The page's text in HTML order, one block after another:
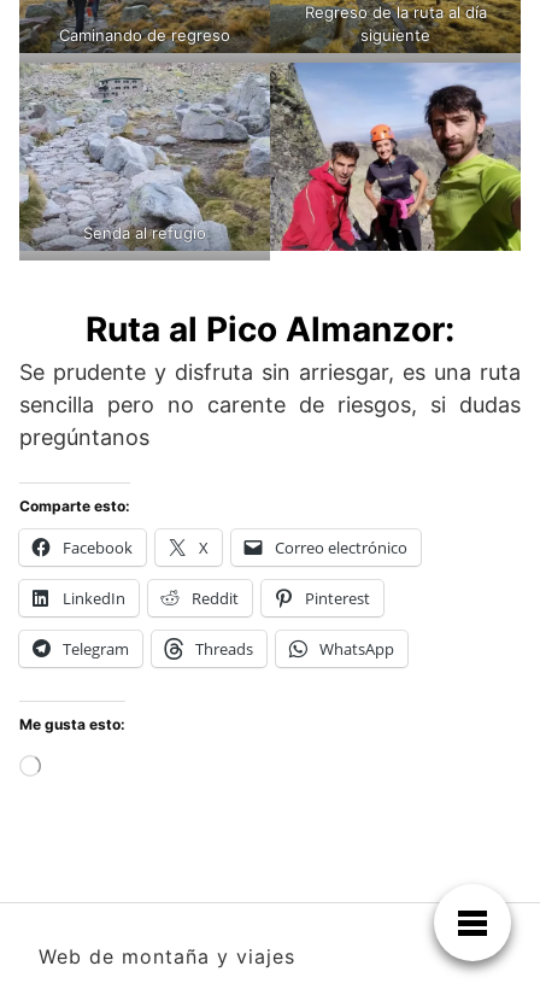
Caminando de regreso
Regreso de la ruta al día
siguiente
Senda al refugio
Ruta al Pico Almanzor:
Se prudente y disfruta sin arriesgar, es una ruta
sencilla pero no carente de riesgos, si dudas
pregúntanos
Comparte esto:
Facebook X Correo electrónico
LinkedIn Reddit Pinterest
Telegram Threads WhatsApp
Me gusta esto:
Web de montaña y viajes